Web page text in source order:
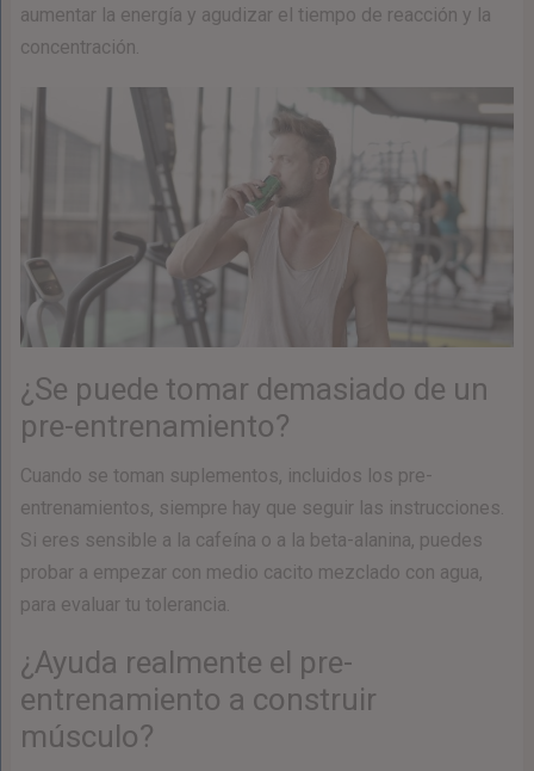
aumentar la energía y agudizar el tiempo de reacción y la
concentración.
¿Se puede tomar demasiado de un
pre-entrenamiento?
Cuando se toman suplementos, incluidos los pre-
entrenamientos, siempre hay que seguir las instrucciones.
Si eres sensible a la cafeína o a la beta-alanina, puedes
probar a empezar con medio cacito mezclado con agua,
para evaluar tu tolerancia.
¿Ayuda realmente el pre-
entrenamiento a construir
músculo?